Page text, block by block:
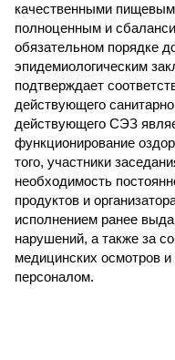
качественными
полноценным и
обязательном порядке
эпидемиологическим
подтверждает
действующего
действующего СЭЗ
функционирование
того, участники
необходимость
продуктов и
исполнением ранее
нарушений, а также за
медицинских осмотров и
персоналом.